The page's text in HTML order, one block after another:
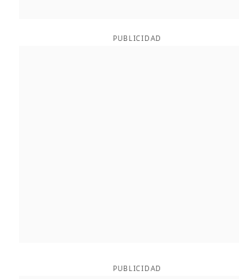
PUBLICIDAD
PUBLICIDAD